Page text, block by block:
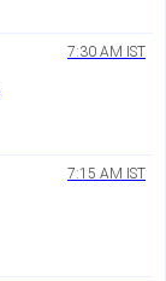
7:30 AM IST
7:15 AM IST